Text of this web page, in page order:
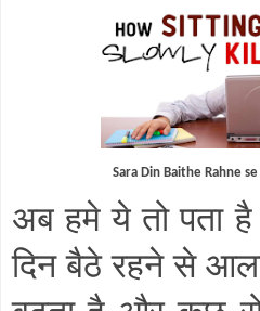
Sara Din Baithe Rahne
अब हमे ये तो पता
दिन बैठे रहने से